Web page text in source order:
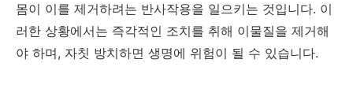
몸이 이를 제거하려는 반사작용을 일으키는 것입니다. 이
러한 상황에서는 즉각적인 조치를 취해 이물질을 제거해
야 하며, 자칫 방치하면 생명에 위험이 될 수 있습니다.